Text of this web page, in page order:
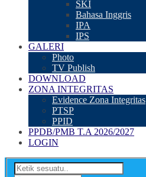
SKI
Bahasa Inggris
IPA
IPS
GALERI
Photo
TV Publish
DOWNLOAD
ZONA INTEGRITAS
Evidence Zona Integritas
PTSP
PPID
PPDB/PMB T.A 2026/2027
LOGIN